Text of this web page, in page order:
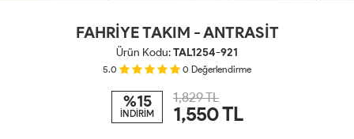
FAHRİYE TAKIM - ANTRASİT
Ürün Kodu:TAL1254-921
5.0 0 Değerlendirme
%15
İNDİRİM
1,829 TL
1,550TL